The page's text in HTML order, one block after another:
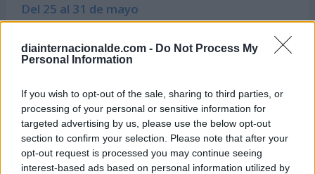
diainternacionalde.com - Do Not Process My
Personal Information
If you wish to opt-out of the sale, sharing to third parties, or
processing of your personal or sensitive information for
targeted advertising by us, please use the below opt-out
section to confirm your selection. Please note that after your
opt-out request is processed you may continue seeing
interest-based ads based on personal information utilized by
Del 25 al 31 de mayo
Semana Europea Contra el Cáncer
Hoy 8 de agosto es:
Dia Internacional del Gato (por
IFAW)